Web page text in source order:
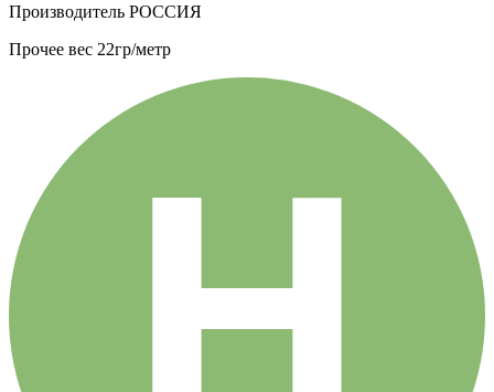
Производитель РОССИЯ
Прочее вес 22гр/метр